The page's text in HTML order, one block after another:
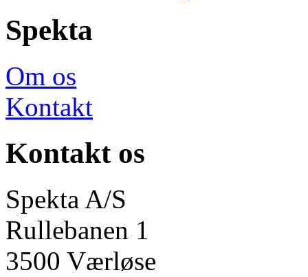
Spekta
Om os
Kontakt
Kontakt os
Spekta A/S
Rullebanen 1
3500 Værløse